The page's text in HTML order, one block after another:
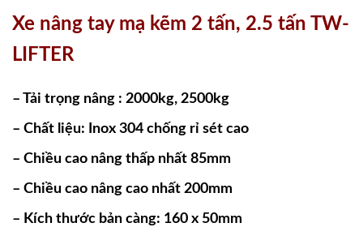
Xe nâng tay mạ kẽm 2 tấn, 2.5 tấn TW-
LIFTER
– Tải trọng nâng : 2000kg, 2500kg
– Chất liệu: Inox 304 chống rỉ sét cao
– Chiều cao nâng thấp nhất 85mm
– Chiều cao nâng cao nhất 200mm
– Kích thước bản càng: 160 x 50mm